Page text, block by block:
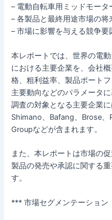
– 電動自転車用ミッドモー
– 各製品と最終用途市場の将
– 市場に影響を与える競争要
本レポートでは、世界の電
における主要企業を、会社
格、粗利益率、製品ポート
主要動向などのパラメータ
調査の対象となる主要企業
Shimano、Bafang、Brose
Groupなどが含まれます。
また、本レポートは市場の
製品の発売や承認に関する
す。
*** 市場セグメンテーション